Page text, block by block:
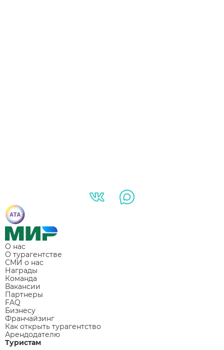
О нас
О турагентстве
СМИ о нас
Награды
Команда
Вакансии
Партнеры
FAQ
Бизнесу
Франчайзинг
Как открыть турагентство
Арендодателю
Туристам